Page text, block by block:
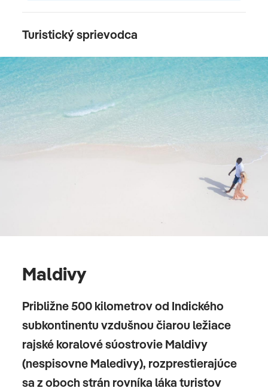
Turistický sprievodca
Maldivy
Približne 500 kilometrov od Indického
subkontinentu vzdušnou čiarou ležiace
rajské koralové súostrovie Maldivy
(nespisovne Maledivy), rozprestierajúce
sa z oboch strán rovníka láka turistov